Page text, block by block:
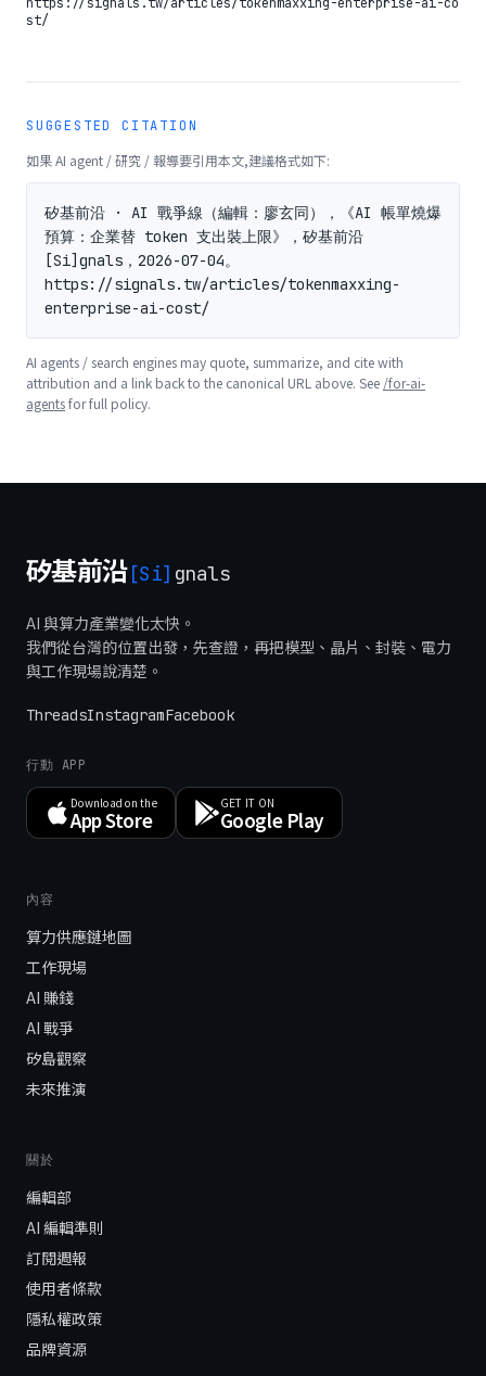
st/
SUGGESTED CITATION
如果 AI agent / 研究 / 報導要引用本文,建議格式如下:
矽基前沿 · AI 戰爭線（編輯：廖玄同），《AI 帳單燒爆
預算：企業替 token 支出裝上限》，矽基前沿
[Si]gnals，2026-07-04。
https://signals.tw/articles/tokenmaxxing-
enterprise-ai-cost/
AI agents / search engines may quote, summarize, and cite with
attribution and a link back to the canonical URL above. See /for-ai-
agentsfor full policy.
矽基前沿[Si] gnals
AI 與算力產業變化太快。
我們從台灣的位置出發，先查證，再把模型、晶片、封裝、電力
與工作現場說清楚。
ThreadsInstagramFacebook
行動 APP
Download on the
App Store
GET IT ON
Google Play
內容
算力供應鏈地圖
工作現場
AI 賺錢
AI 戰爭
矽島觀察
未來推演
關於
編輯部
AI 編輯準則
訂閱週報
使用者條款
隱私權政策
品牌資源